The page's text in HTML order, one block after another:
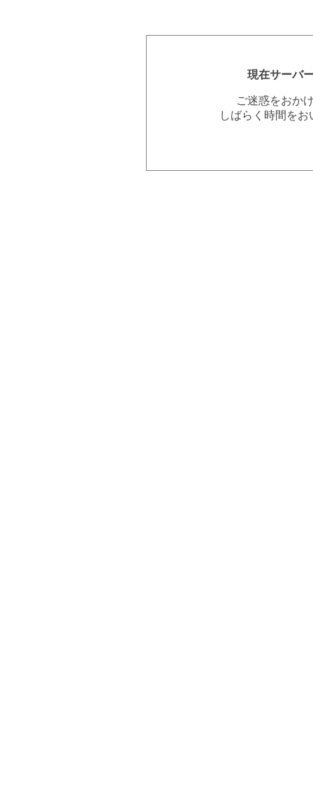
現在サーバ
ご迷惑をおか
しばらく時間を